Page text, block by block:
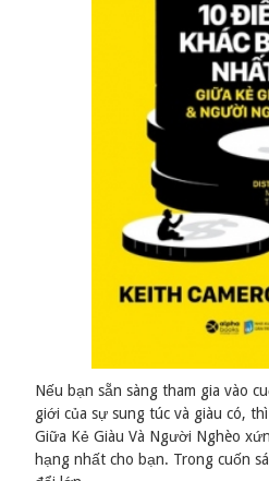
Nếu bạn sẵn sàng tham gia vào
giới của sự sung túc và giàu có,
Giữa Kẻ Giàu Và Người Nghèo
hạng nhất cho bạn. Trong cuốn